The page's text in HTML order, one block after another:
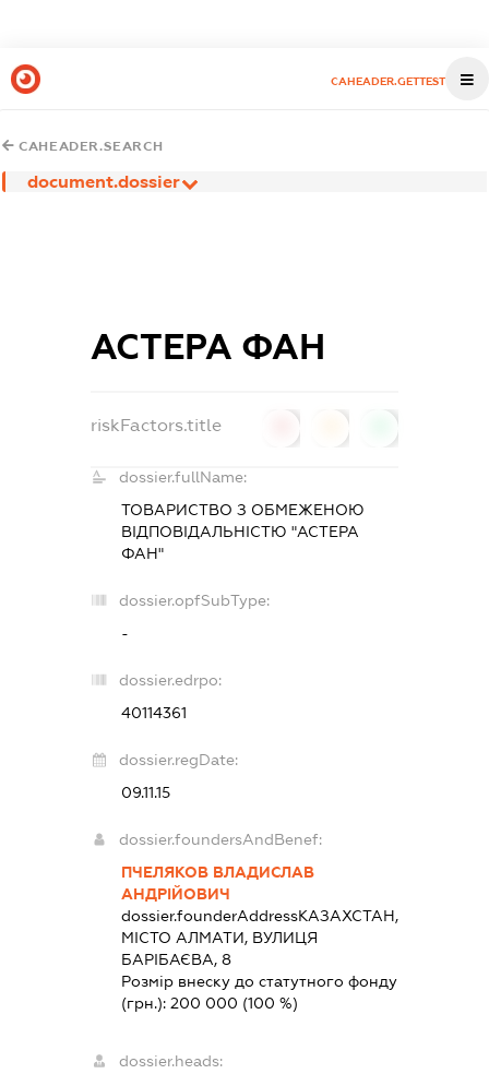
CAHEADER.GETTEST
CAHEADER.SEARCH
document.dossier
АСТЕРА ФАН
riskFactors.title
dossier.fullName:
ТОВАРИСТВО З ОБМЕЖЕНОЮ
ВІДПОВІДАЛЬНІСТЮ "АСТЕРА
ФАН"
dossier.opfSubType:
-
dossier.edrpo:
40114361
dossier.regDate:
09.11.15
dossier.foundersAndBenef:
ПЧЕЛЯКОВ ВЛАДИСЛАВ
АНДРІЙОВИЧ
dossier.founderAddressКАЗАХСТАН,
МІСТО АЛМАТИ, ВУЛИЦЯ
БАРІБАЄВА, 8
Розмір внеску до статутного фонду
(грн.): 200 000 (100 %)
dossier.heads: